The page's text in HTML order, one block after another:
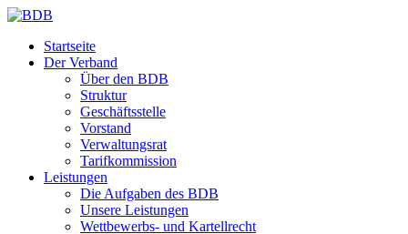
Startseite
Der Verband
Über den BDB
Struktur
Geschäftsstelle
Vorstand
Verwaltungsrat
Tarifkommission
Leistungen
Die Aufgaben des BDB
Unsere Leistungen
Wettbewerbs- und Kartellrecht